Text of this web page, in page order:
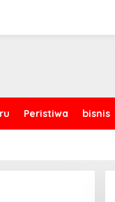
Peristiwa bisnis